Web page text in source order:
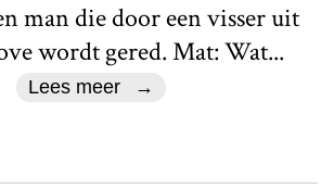
man die door een visser uit
wordt gered. Mat: Wat...
Lees meer